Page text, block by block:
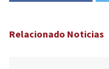
Relacionado Noticias